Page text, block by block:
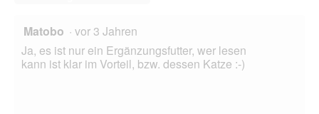
Matobo · vor 3 Jahren
Ja, es ist nur ein Ergänzungsfutter, wer lesen
kann ist klar im Vorteil, bzw. dessen Katze :-)